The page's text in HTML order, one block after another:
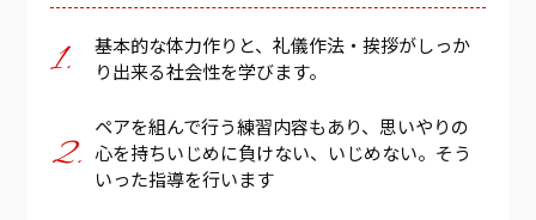
基本的な体力作りと、礼儀作法・挨拶がしっか
り出来る社会性を学びます。
ペアを組んで行う練習内容もあり、思いやりの
心を持ちいじめに負けない、いじめない。そう
いった指導を行います